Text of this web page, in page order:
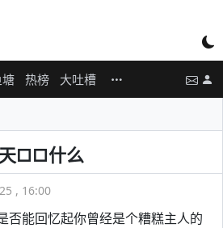
塘 热榜 大吐槽
天□□什么
, 16:00
否能回忆起你曾经是个糟糕主人的